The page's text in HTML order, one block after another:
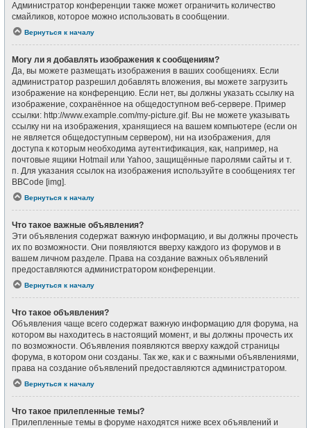
Администратор конференции также может ограничить количество
смайликов, которое можно использовать в сообщении.
Вернуться к началу
Могу ли я добавлять изображения к сообщениям?
Да, вы можете размещать изображения в ваших сообщениях. Если
администратор разрешил добавлять вложения, вы можете загрузить
изображение на конференцию. Если нет, вы должны указать ссылку на
изображение, сохранённое на общедоступном веб-сервере. Пример
ссылки: http://www.example.com/my-picture.gif. Вы не можете указывать
ссылку ни на изображения, хранящиеся на вашем компьютере (если он
не является общедоступным сервером), ни на изображения, для
доступа к которым необходима аутентификация, как, например, на
почтовые ящики Hotmail или Yahoo, защищённые паролями сайты и т.
п. Для указания ссылок на изображения используйте в сообщениях тег
BBCode [img].
Вернуться к началу
Что такое важные объявления?
Эти объявления содержат важную информацию, и вы должны прочесть
их по возможности. Они появляются вверху каждого из форумов и в
вашем личном разделе. Права на создание важных объявлений
предоставляются администратором конференции.
Вернуться к началу
Что такое объявления?
Объявления чаще всего содержат важную информацию для форума, на
котором вы находитесь в настоящий момент, и вы должны прочесть их
по возможности. Объявления появляются вверху каждой страницы
форума, в котором они созданы. Так же, как и с важными объявлениями,
права на создание объявлений предоставляются администратором.
Вернуться к началу
Что такое прилепленные темы?
Прилепленные темы в форуме находятся ниже всех объявлений и